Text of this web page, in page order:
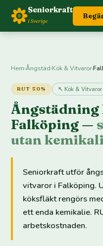
Seniorkraft
i Sverige
Hem›Ångstäd›Kök & Vitvaror›
RUT 50% ↖ Kök & Vitvaror
Falköping —
utan
Seniorkraft utför
vitvaror i Falköping.
köksfläkt rengörs
ett enda kemikalie.
arbetskostnaden.